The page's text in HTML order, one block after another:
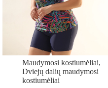
Maudymosi kostiumėliai,
Dviejų dalių maudymosi
kostiumėliai